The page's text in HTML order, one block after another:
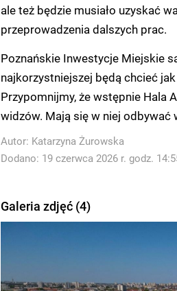
ale też będzie musiało uzyskać
przeprowadzenia dalszych prac.
Poznańskie Inwestycje Miejskie
najkorzystniejszej będą chcieć
Przypomnijmy, że wstępnie Hala
widzów. Mają się w niej
Autor: Katarzyna Żurowska
Dodano: 19 czerwca 2026 r. godz.
Galeria zdjęć (4)